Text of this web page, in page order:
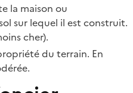
la maison ou
sur lequel il est construit.
cher).
du terrain. En